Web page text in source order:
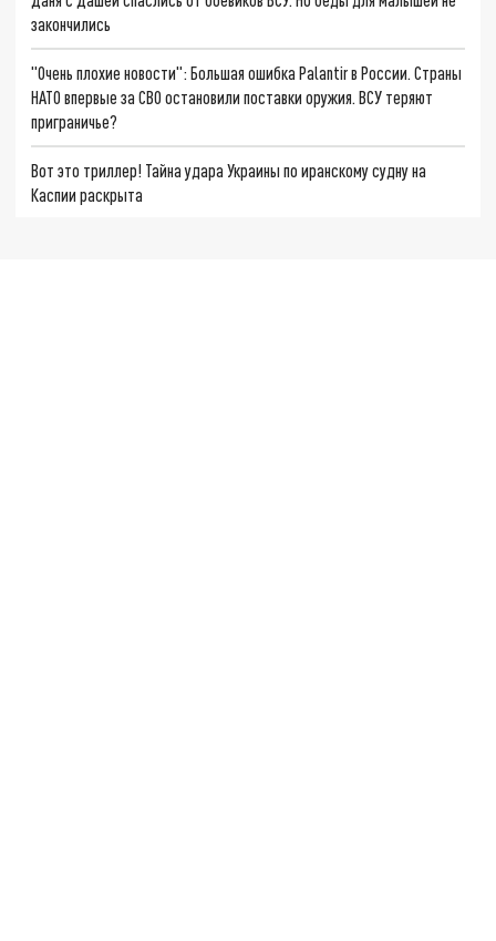
закончились
"Очень плохие новости": Большая ошибка Palantir в России. Страны
НАТО впервые за СВО остановили поставки оружия. ВСУ теряют
приграничье?
Вот это триллер! Тайна удара Украины по иранскому судну на
Каспии раскрыта